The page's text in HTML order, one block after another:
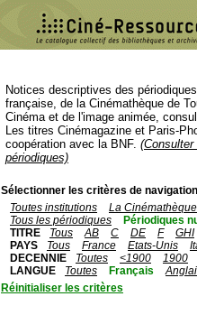
Notices descriptives des
française, de la Cinémathèque de
Cinéma et de l'image animée,
Les titres Cinémagazine et Paris-
coopération avec la BNF.
périodiques)
Sélectionner les critères de
Toutes institutions
La
Tous les périodiques
Périodiques
TITRE
Tous AB C DE F
GHI
PAYS
Tous France Etats-Unis
DECENNIE
Toutes <1900
1900
LANGUE
Toutes Français
Réinitialiser les critères